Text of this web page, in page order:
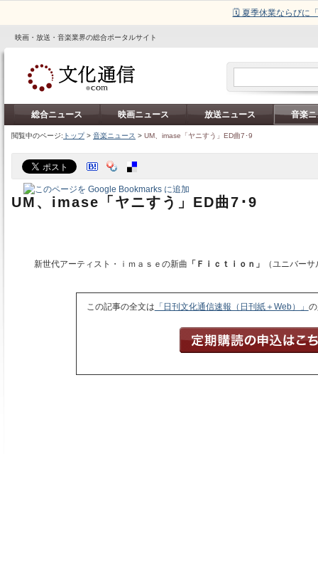
🗓️ 夏季休業ならびに
映画・放送・音楽業界の総合ポータルサイト
総合ニュース 映画ニュース 放送ニュース 音楽
閲覧中のページ: トップ> 音楽ニュース > UM、imase「ヤニすう」ED曲7･9
UM、imase「ヤニすう」ED曲7･9
新世代アーティスト・ｉｍａｓｅの新曲 「Ｆｉｃｔｉｏｎ」 （ユニバー
この記事の全文は 「日刊文化通信速報（日刊紙＋Web）」